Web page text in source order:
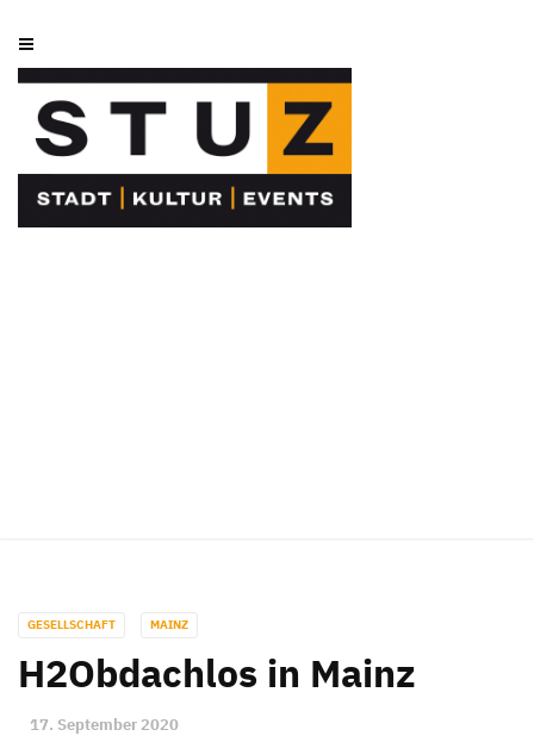
GESELLSCHAFT MAINZ
H2Obdachlos in Mainz
17. September 2020